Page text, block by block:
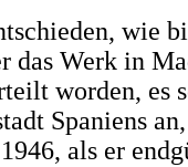
wie
das Werk in
worden, es
Spaniens
als er